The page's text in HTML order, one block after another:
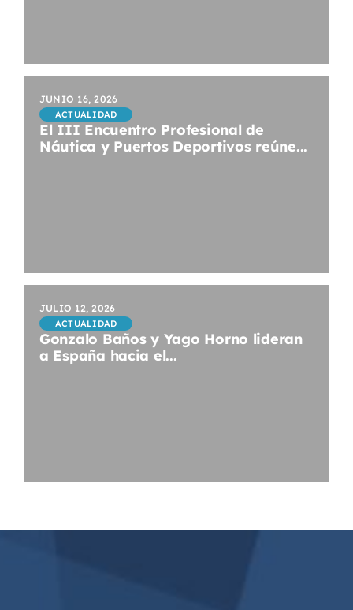
JUNIO 16, 2026
ACTUALIDAD
El III Encuentro Profesional de
Náutica y Puertos Deportivos reúne...
JULIO 12, 2026
ACTUALIDAD
Gonzalo Baños y Yago Horno lideran
a España hacia el...